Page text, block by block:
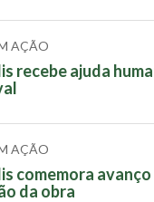
AÇÃO
recebe ajuda
AÇÃO
comemora
da obra